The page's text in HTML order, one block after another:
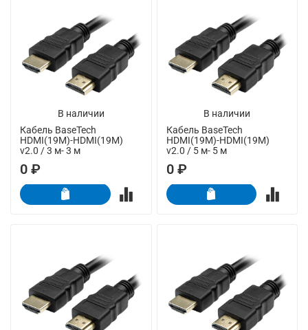
В наличии
Кабель BaseTech
HDMI(19M)-HDMI(19M)
v2.0 / 3 м- 3 м
0 ₽
В наличии
Кабель BaseTech
HDMI(19M)-HDMI(19M)
v2.0 / 5 м- 5 м
0 ₽